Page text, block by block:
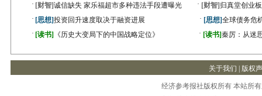
· [财智]诚信缺失 家乐福超市多种违法手段遭曝光 · [财智] 归真堂创业
· [思想]投资回升速度取决于融资进展 · [思想]全球债务危
· [读书] 《历史大变局下的中国战略定位》 · [读书]秦厉：从迷
关于我们 版权
经济参考报社版权所有 本站所